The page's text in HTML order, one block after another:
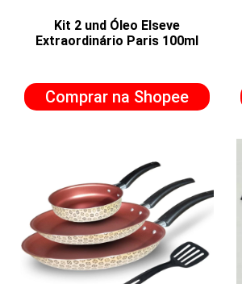
Kit 2 und Óleo Elseve
Extraordinário Paris 100ml
Comprar na Shopee